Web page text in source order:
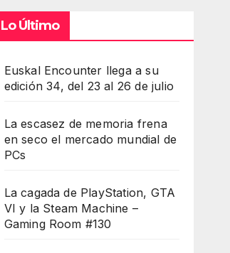
Lo Último
Euskal Encounter llega a su
edición 34, del 23 al 26 de julio
La escasez de memoria frena
en seco el mercado mundial de
PCs
La cagada de PlayStation, GTA
VI y la Steam Machine –
Gaming Room #130